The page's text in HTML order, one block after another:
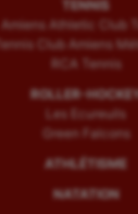
TENNIS
Amiens Athletic Club
Tennis Club Amiens
RCA Tennis
ROLLER-HOCKEY
Les Ecureuils
Green Falcons
ATHLÉTISME
NATATION